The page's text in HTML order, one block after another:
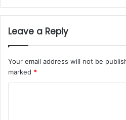
Leave a Reply
Your email address will not be
marked *